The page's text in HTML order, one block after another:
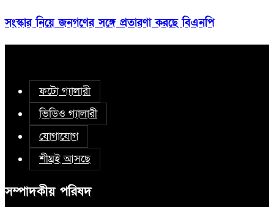
সংস্কার নিয়ে জনগণের সঙ্গে প্রতারণা করছে বিএনপি
ফটো গ্যালারী
ভিডিও গ্যালারী
যোগাযোগ
শীঘ্রই আসছে
সম্পাদকীয় পরিষদ